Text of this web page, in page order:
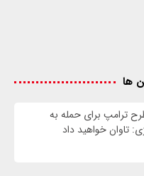
ها
ترامپ برای حمله به
تاوان خواهید داد